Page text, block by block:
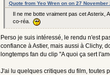
Quote from Yeo Wren on on 27 November
Il ne me botte vraiment pas cet Asterix,
co-réa.
Perso je suis intéressé, le rendu n'est
confiance à Astier, mais aussi à Clichy,
longtemps fan du clip "A quoi ça sert
J'ai lu quelques critiques du film, toutes